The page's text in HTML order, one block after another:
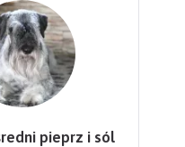
pieprz i sól